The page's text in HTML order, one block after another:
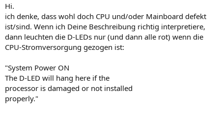
Hi.
ich denke, dass wohl doch CPU und/oder Mainboard defekt
ist/sind. Wenn ich Deine Beschreibung richtig interpretiere,
dann leuchten die D-LEDs nur (und dann alle rot) wenn die
CPU-Stromversorgung gezogen ist:
"System Power ON
The D-LED will hang here if the
processor is damaged or not installed
properly."